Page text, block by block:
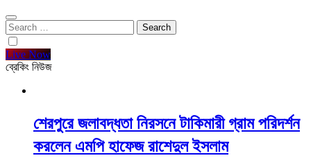
Search
for:
Live Now
ব্রেকিং নিউজ
শেরপুরে জলাবদ্ধতা নিরসনে টাকিমারী গ্রাম পরিদর্শন
করলেন এমপি হাফেজ রাশেদুল ইসলাম